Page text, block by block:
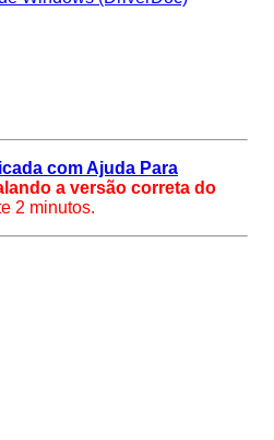
com Ajuda Para
a versão correta do
2 minutos.